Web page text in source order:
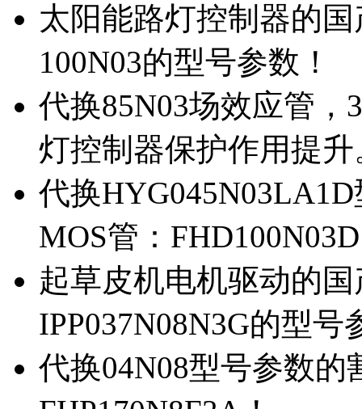
太阳能路灯控制器的
100N03的型号参数！
代换85N03场效应管
灯控制器保护作用提升
代换
MOS管：
起草皮机电机驱动的
IPP037N08N3G的型号
代换04N08型号参数